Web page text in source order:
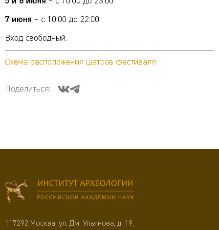
7 июня – с 10:00 до 22:00
Вход свободный.
Схема расположения шатров фестиваля
Поделиться:
117292 Москва, ул. Дм. Ульянова, д. 19,